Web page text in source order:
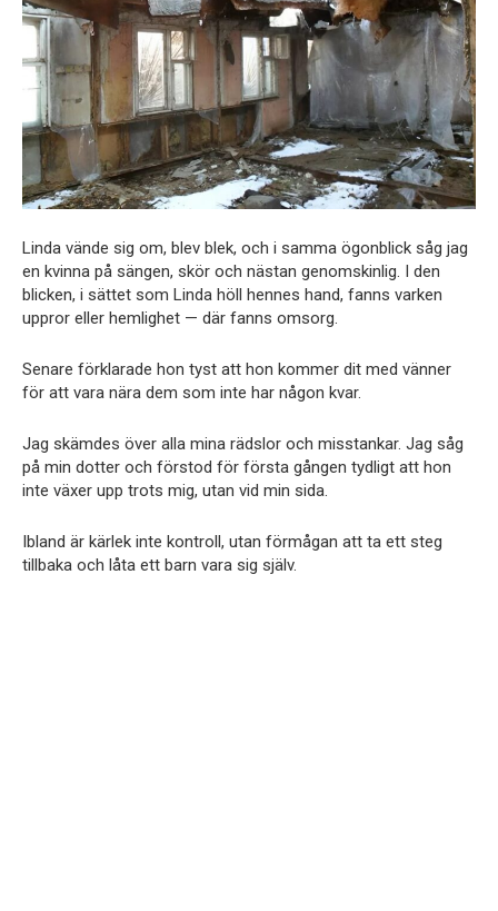
Linda vände sig om, blev blek, och i samma ögonblick såg jag
en kvinna på sängen, skör och nästan genomskinlig. I den
blicken, i sättet som Linda höll hennes hand, fanns varken
uppror eller hemlighet — där fanns omsorg.
Senare förklarade hon tyst att hon kommer dit med vänner
för att vara nära dem som inte har någon kvar.
Jag skämdes över alla mina rädslor och misstankar. Jag såg
på min dotter och förstod för första gången tydligt att hon
inte växer upp trots mig, utan vid min sida.
Ibland är kärlek inte kontroll, utan förmågan att ta ett steg
tillbaka och låta ett barn vara sig själv.